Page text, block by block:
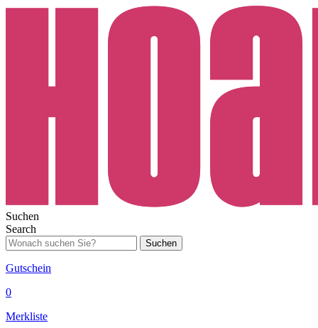
Suchen
Search
Suchen
Gutschein
0
Merkliste